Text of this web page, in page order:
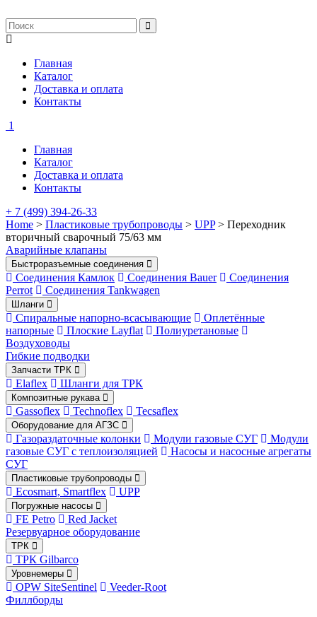
Главная
Каталог
Доставка и оплата
Контакты
1
Главная
Каталог
Доставка и оплата
Контакты
+ 7 (499) 394-26-33
Home > Пластиковые трубопроводы > UPP> Переходник
вторичный сварочный 75/63 мм
Аварийные клапаны
Быстроразъемные соединения
Соединения Камлок Соединения Bauer
Соединения
Perrot
Соединения Tankwagen
Шланги
Спиральные напорно-всасывающие
Оплетённые
напорные
Плоские Layflat
Полиуретановые
Воздуховоды
Гибкие подводки
Запчасти ТРК
Elaflex Шланги для ТРК
Композитные рукава
Gassoflex Technoflex Tecsaflex
Оборудование для АГЗС
Газораздаточные колонки Модули газовые СУГ
Модули
газовые СУГ с теплоизоляцией
Насосы и насосные агрегаты
СУГ
Пластиковые трубопроводы
Ecosmart, Smartflex UPP
Погружные насосы
FE Petro
Red Jacket
Резервуарное оборудование
ТРК
ТРК Gilbarco
Уровнемеры
OPW SiteSentinel
Veeder-Root
Филлборды